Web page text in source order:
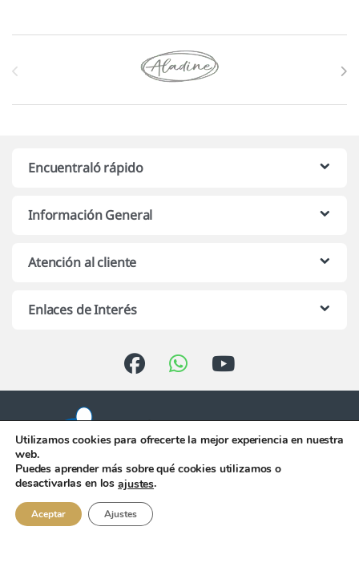
Marcas De Carrusel
Encuentraló rápido
Información General
Atención al cliente
Enlaces de Interés
Atención telefónica de 10:00 h.
956 344 058
Utilizamos cookies para ofrecerte la mejor experiencia en nuestra
web.
Puedes aprender más sobre qué cookies utilizamos o
desactivarlas en losajustes.
Aceptar Ajustes